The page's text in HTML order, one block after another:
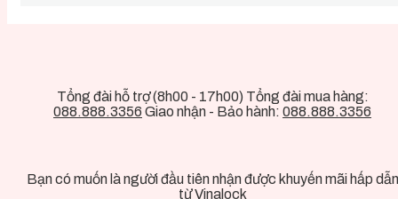
Tổng đài hỗ trợ (8h00 - 17h00) Tổng đài mua hàng:
088.888.3356 Giao nhận - Bảo hành: 088.888.3356
Bạn có muốn là người đầu tiên nhận được khuyến mãi hấp dẫn
từ Vinalock